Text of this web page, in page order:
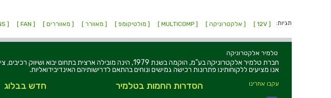
תגיות: [ 12V ] [ אלקטרוניקה ] [ MULTICOMP ] [ מולטיקומפ ] [ מאוורר ] [ מאווררים ] [ FAN ]
[ FANS ]
טלמיר אלקטרוניקה
חברת טלמיר אלקטרוניקה בע"מ, הוקמה בשנת 1979, הינה מובילה
אנו מציעים ללקוחותינו פתרונות רכישה גמישים ונוחים בהתאם לדרישותיהם האינדיבידואליות.
עקבו אחרינו חדש בבלוג הסדרות החמות בטלמיר